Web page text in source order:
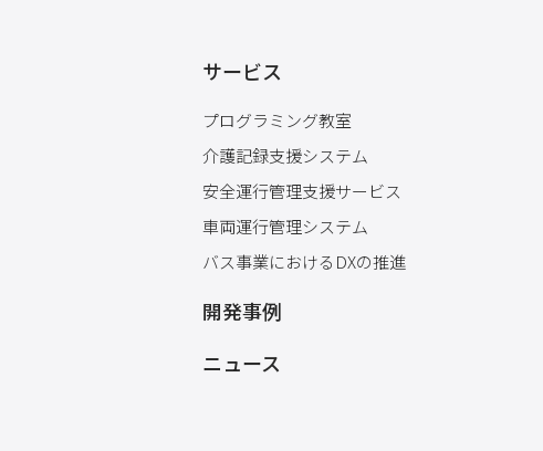
サービス
プログラミング教室
介護記録支援システム
安全運行管理支援サービス
車両運行管理システム
バス事業におけるDXの推進
開発事例
ニュース